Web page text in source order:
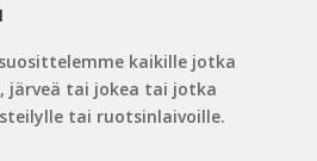
kaikille jotka
järveä tai jokea tai jotka
tai ruotsinlaivoille.